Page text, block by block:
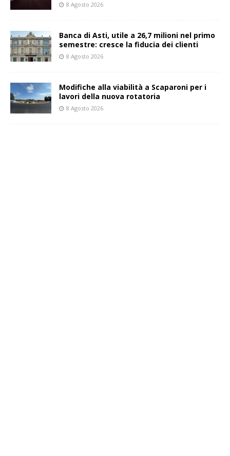
8 Agosto 2026
Banca di Asti, utile a 26,7 milioni nel primo
semestre: cresce la fiducia dei clienti
8 Agosto 2026
Modifiche alla viabilità a Scaparoni per i
lavori della nuova rotatoria
8 Agosto 2026